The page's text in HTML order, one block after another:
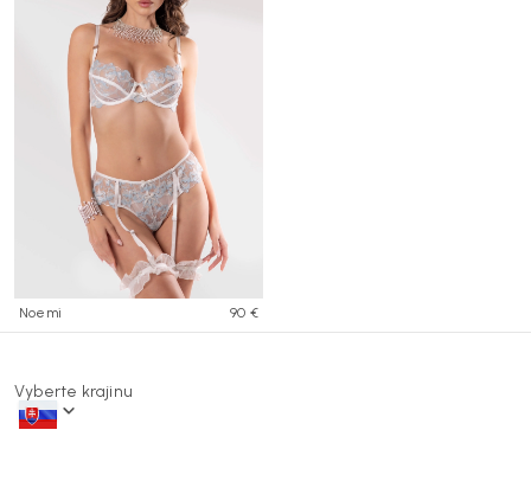
Noemi 90 €
Vyberte krajinu